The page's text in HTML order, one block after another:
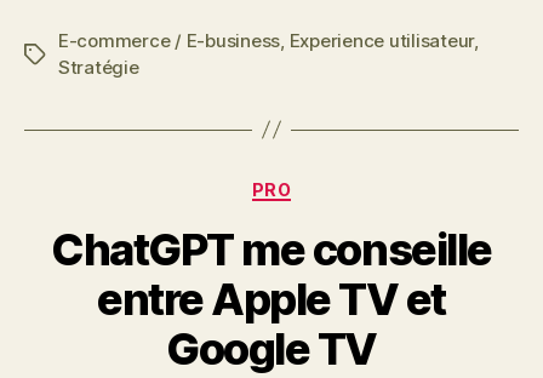
Étiquettes
E-commerce / E-business, Experience utilisateur,
Stratégie
Catégories
PRO
ChatGPT me conseille
entre Apple TV et
Google TV